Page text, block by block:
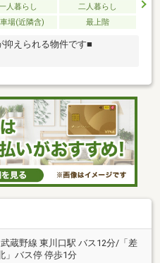
人暮らし
二人暮らし
場(近隣含) 最上階
抑えられる物件です■
武蔵野線 東川口駅 バス12分/「差
」バス停 停歩1分